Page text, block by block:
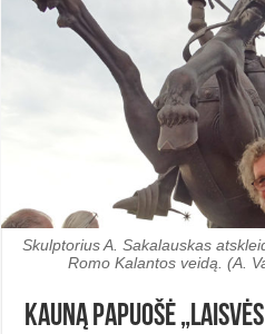
Skulptorius A. Sakalauskas
Romo Kalantos veidą. (A.
Kauną papuošė